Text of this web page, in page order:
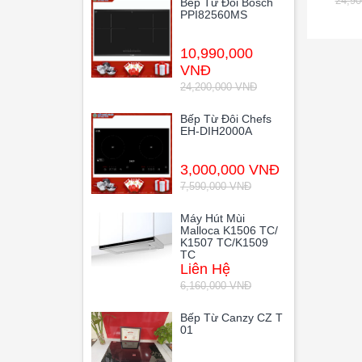
PPI82560MS
10,990,000
VNĐ
24,200,000 VNĐ
Bếp Từ Đôi Chefs
EH-DIH2000A
3,000,000 VNĐ
7,590,000 VNĐ
Máy Hút Mùi
Malloca K1506 TC/
K1507 TC/K1509
TC
Liên Hệ
6,160,000 VNĐ
Bếp Từ Canzy CZ T
01